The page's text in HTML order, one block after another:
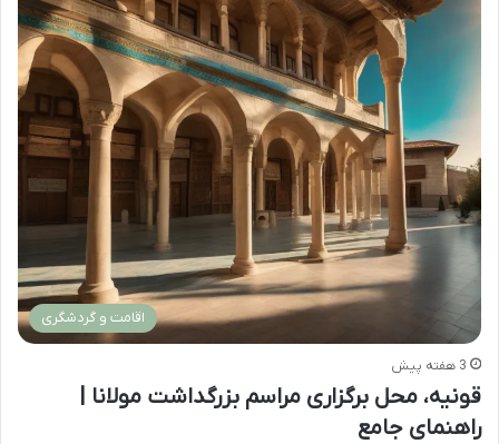
اقامت و گردشگری
3 هفته پیش
قونیه، محل برگزاری مراسم بزرگداشت مولانا |
راهنمای جامع